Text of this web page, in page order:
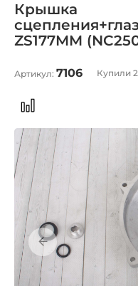
Крышка
ZS177MM
Артикул: 7106 Купили